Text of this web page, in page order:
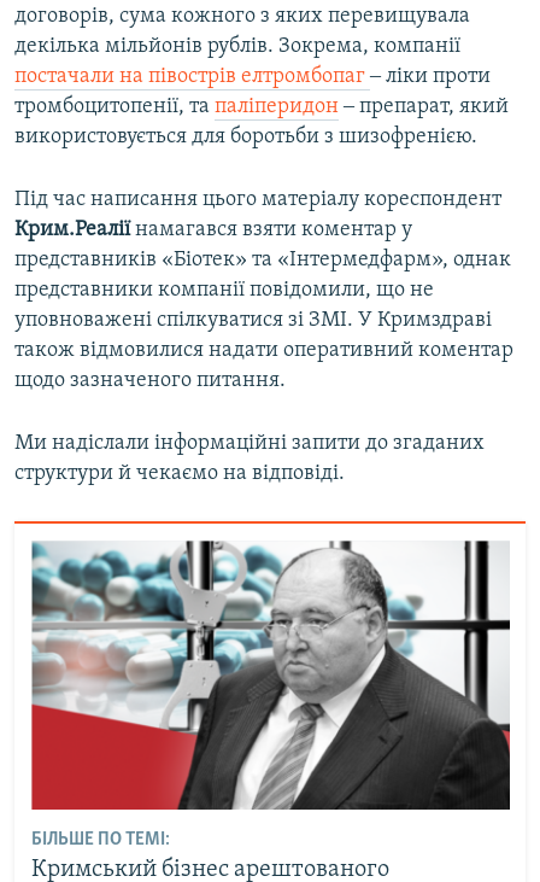
договорів, сума кожного з яких перевищувала
декілька мільйонів рублів. Зокрема, компанії
постачали на півострів елтромбопаг‒ ліки проти
тромбоцитопенії, та паліперидон‒ препарат, який
використовується для боротьби з шизофренією.
Під час написання цього матеріалу кореспондент
Крим.Реаліїнамагався взяти коментар у
представників «Біотек» та «Інтермедфарм», однак
представники компанії повідомили, що не
уповноважені спілкуватися зі ЗМІ. У Кримздраві
також відмовилися надати оперативний коментар
щодо зазначеного питання.
Ми надіслали інформаційні запити до згаданих
структури й чекаємо на відповіді.
БІЛЬШЕ ПО ТЕМІ:
Кримський бізнес арештованого